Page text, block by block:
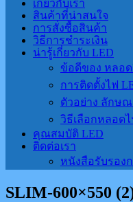
เกี่ยวกับเรา
สินค้าที่น่าสนใจ
การสั่งซื้อสินค้า
วิธีการชำระเงิน
น่ารู้เกี่ยวกับ LED
ข้อดีของ หลอด
การติดตั้งไฟ
ตัวอย่าง ลักษ
วิธีเลือกหลอด
คุณสมบัติ LED
ติดต่อเรา
หนังสือรับรอง
SLIM-600×550